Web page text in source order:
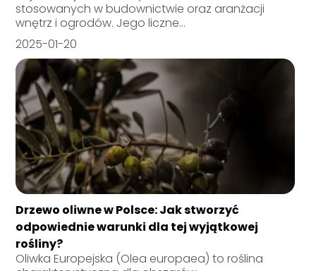
stosowanych w budownictwie oraz aranżacji
wnętrz i ogrodów. Jego liczne...
2025-01-20
Drzewo oliwne w Polsce: Jak stworzyć
odpowiednie warunki dla tej wyjątkowej
rośliny?
Oliwka Europejska (Olea europaea) to roślina